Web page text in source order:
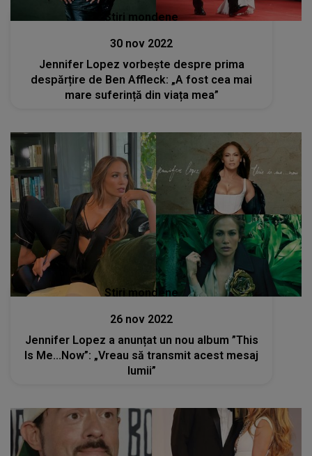
Stiri mondene
30 nov 2022
Jennifer Lopez vorbește despre prima
despărțire de Ben Affleck: „A fost cea mai
mare suferință din viața mea”
Stiri mondene
26 nov 2022
Jennifer Lopez a anunțat un nou album ”This
Is Me...Now”: „Vreau să transmit acest mesaj
lumii”